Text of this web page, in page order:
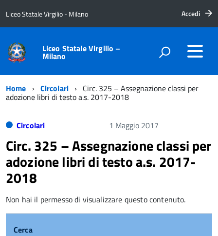
Liceo Statale Virgilio - Milano Accedi
Liceo Statale Virgilio –
Milano
Home Circolari Circ. 325 – Assegnazione classi per
adozione libri di testo a.s. 2017-2018
Circolari 1 Maggio 2017
Circ. 325 – Assegnazione classi per
adozione libri di testo a.s. 2017-
2018
Non hai il permesso di visualizzare questo contenuto.
Cerca